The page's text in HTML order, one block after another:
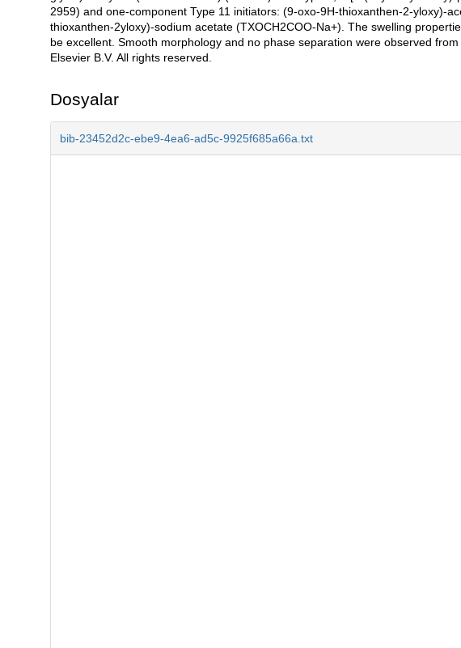
2959) and one-component Type 11 initiators: (9-oxo-9H-thioxanthen-2-yloxy)-
thioxanthen-2yloxy)-sodium acetate (TXOCH2COO-Na+). The swelling
be excellent. Smooth morphology and no phase separation were observed
Elsevier B.V. All rights reserved.
Dosyalar
bib-23452d2c-ebe9-4ea6-ad5c-9925f685a66a.txt